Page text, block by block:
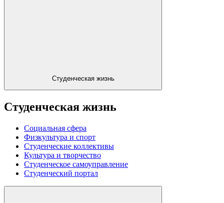
Студенческая жизнь
Студенческая жизнь
Социальная сфера
Физкультура и спорт
Студенческие коллективы
Культура и творчество
Студенческое самоуправление
Студенческий портал